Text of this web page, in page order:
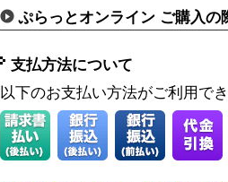
ぷらっとオンライン ご購入の
支払方法について
以下のお支払い方法がご利用で